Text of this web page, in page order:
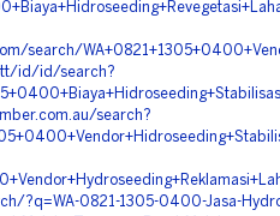
search/
id/id/search?
search?
?q=WA-0821-1305-0400-Jasa-